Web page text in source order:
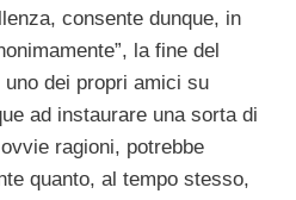
consente dunque, in
la fine del
dei propri amici su
ad instaurare una sorta di
ragioni, potrebbe
quanto, al tempo stesso,